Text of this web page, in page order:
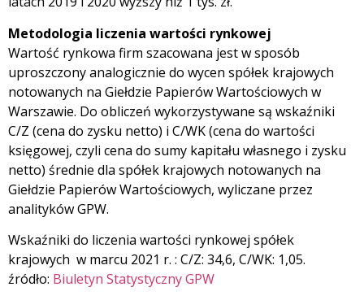
Metodologia liczenia wartości rynkowej
Wartość rynkowa firm szacowana jest w sposób
uproszczony analogicznie do wycen spółek krajowych
notowanych na Giełdzie Papierów Wartościowych w
Warszawie. Do obliczeń wykorzystywane są wskaźniki
C/Z (cena do zysku netto) i C/WK (cena do wartości
księgowej, czyli cena do sumy kapitału własnego i zysku
netto) średnie dla spółek krajowych notowanych na
Giełdzie Papierów Wartościowych, wyliczane przez
analityków GPW.
Wskaźniki do liczenia wartości rynkowej spółek
krajowych w marcu 2021 r. : C/Z: 34,6, C/WK: 1,05.
źródło: Biuletyn Statystyczny GPW